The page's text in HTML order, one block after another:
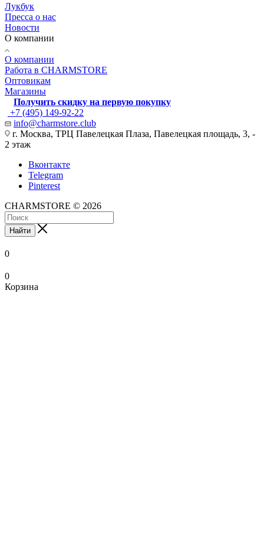
Лукбук
Пресса о нас
Новости
О компании
О компании
Работа в CHARMSTORE
Оптовикам
Магазины
Получить скидку на первую покупку
+7 (495) 149-92-22
info@charmstore.club
г. Москва, ТРЦ Павелецкая Плаза, Павелецкая площадь, 3, -
2 этаж
Вконтакте
Telegram
Pinterest
CHARMSTORE © 2026
Найти
0
0
Корзина